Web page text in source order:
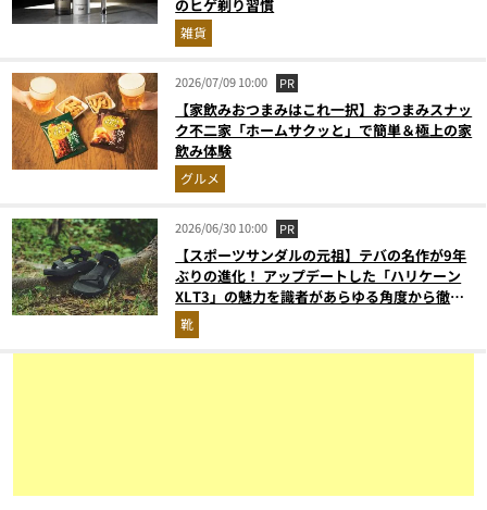
のヒゲ剃り習慣
雑貨
2026/07/09 10:00 PR
【家飲みおつまみはこれ一択】おつまみスナッ
ク不二家「ホームサクッと」で簡単＆極上の家
飲み体験
グルメ
2026/06/30 10:00 PR
【スポーツサンダルの元祖】テバの名作が9年
ぶりの進化！ アップデートした「ハリケーン
XLT3」の魅力を識者があらゆる角度から徹底
解説！
靴